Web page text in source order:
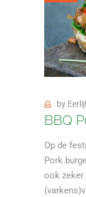
by
BBQ
Op de
Pork
ook zeker